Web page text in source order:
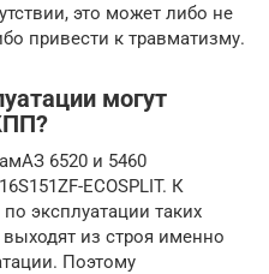
это может либо не
привести к травматизму.
могут
6520 и 5460
ECOSPLIT. К
эксплуатации таких
из строя именно
Поэтому